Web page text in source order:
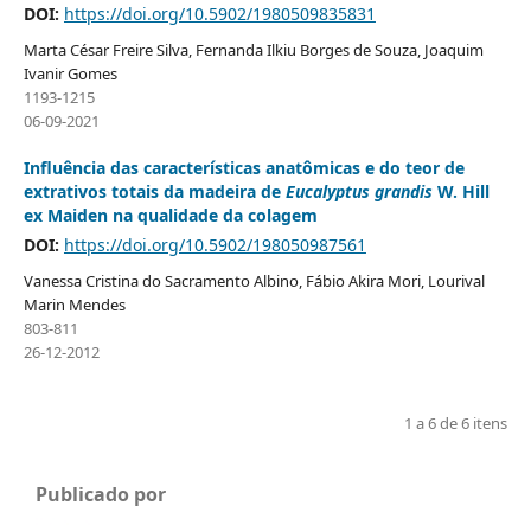
DOI: https://doi.org/10.5902/1980509835831
Marta César Freire Silva, Fernanda Ilkiu Borges de Souza, Joaquim
Ivanir Gomes
1193-1215
06-09-2021
Influência das características anatômicas e do teor de
extrativos totais da madeira de Eucalyptus grandisW. Hill
ex Maiden na qualidade da colagem
DOI: https://doi.org/10.5902/198050987561
Vanessa Cristina do Sacramento Albino, Fábio Akira Mori, Lourival
Marin Mendes
803-811
26-12-2012
1 a 6 de 6 itens
Publicado por